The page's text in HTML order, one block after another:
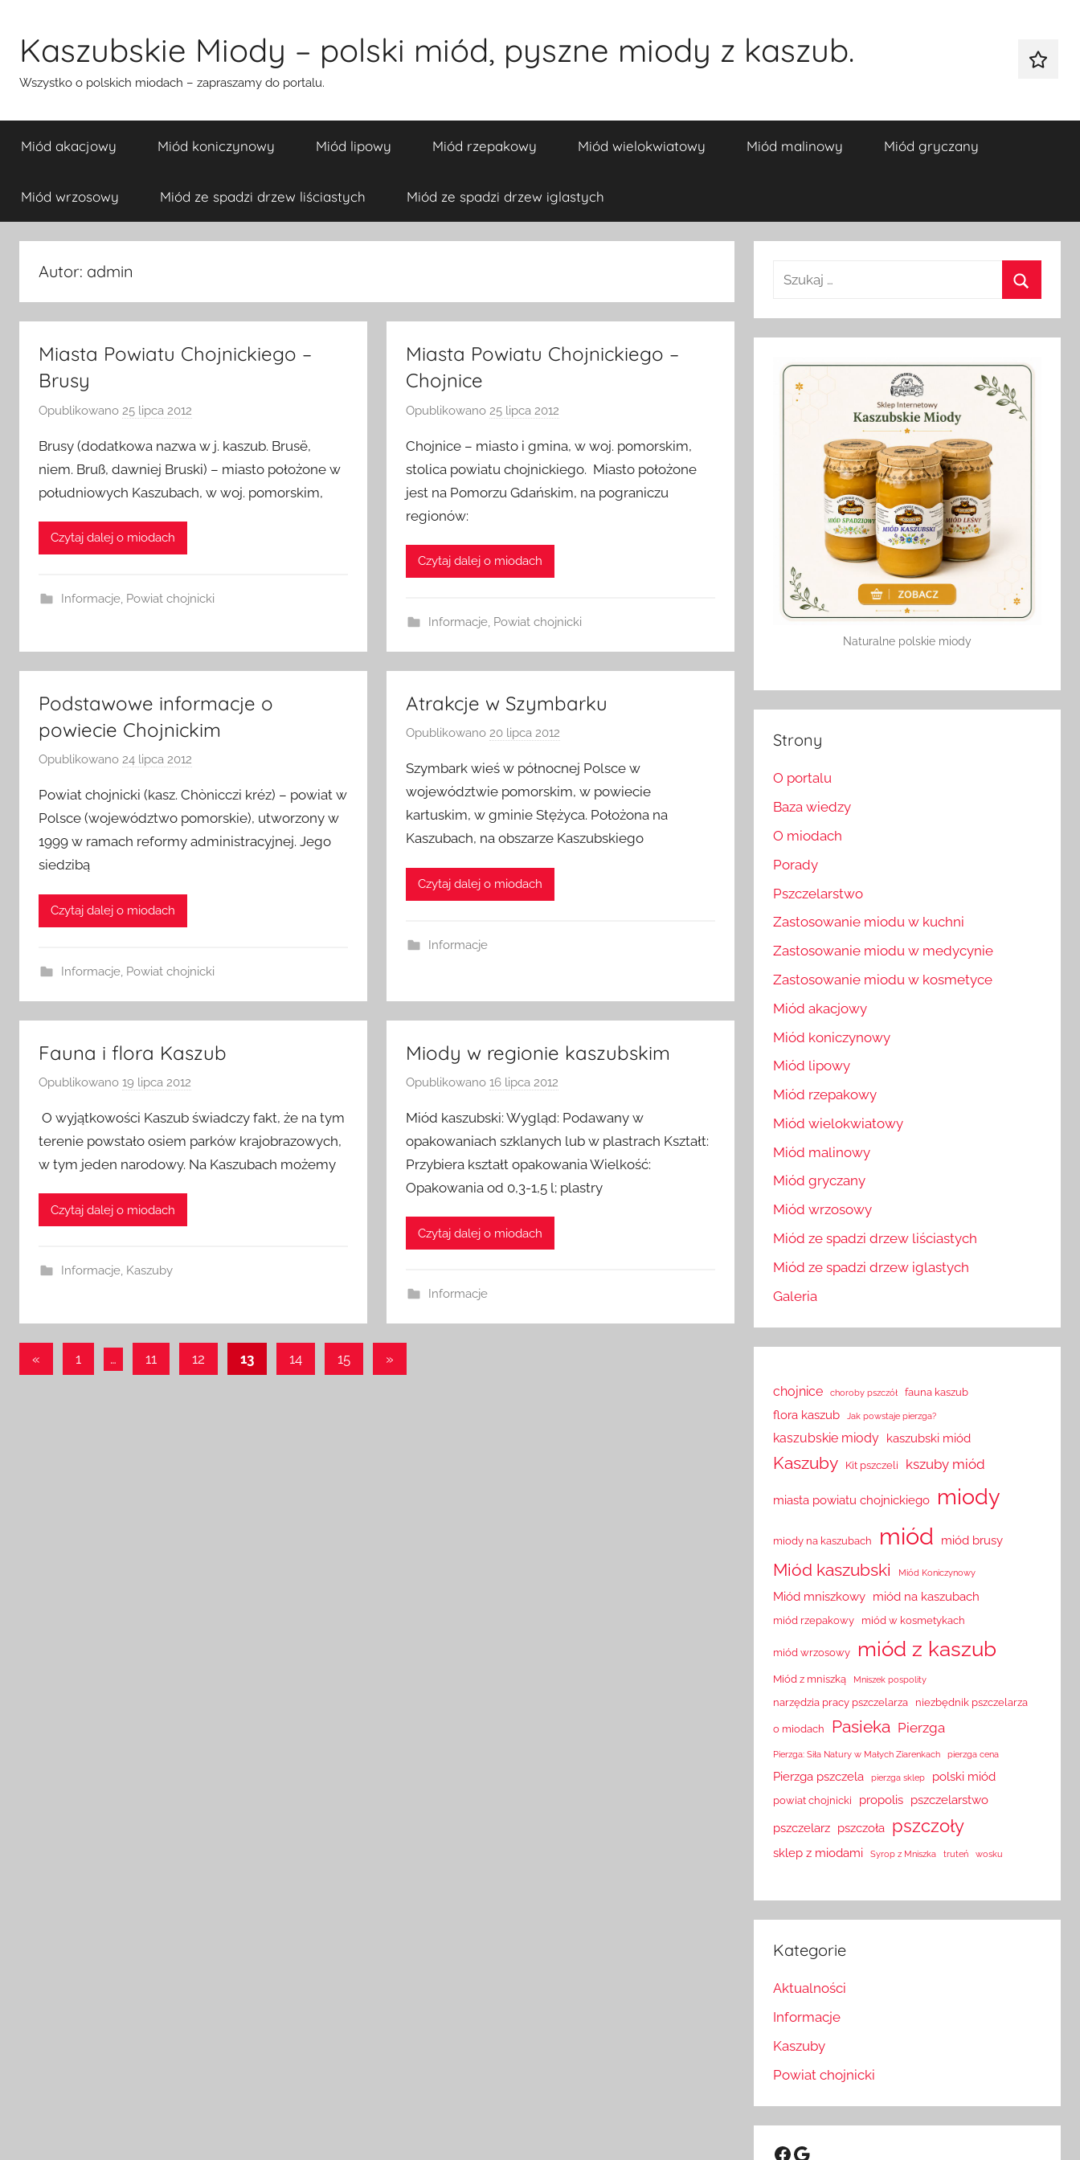
treściKaszubskie Miody – polski miód, pyszne miody z kaszub.
Wszystko o polskich miodach – zapraszamy do portalu.
Galeria
Miód akacjowy Miód koniczynowy Miód lipowy Miód rzepakowy Miód wielokwiatowy Miód malinowy Miód gryczany
Miód wrzosowy Miód ze spadzi drzew liściastych Miód ze spadzi drzew iglastych
Autor: admin
Miasta Powiatu Chojnickiego –
Brusy
Opublikowano 25 lipca 2012
z
e
z
n
Brusy (dodatkowa nazwa w j. kaszub. Brusë,
niem. Bruß, dawniej Bruski) – miasto położone w
południowych Kaszubach, w woj. pomorskim,
Czytaj dalej o miodach
Informacje, Powiat chojnicki
Miasta Powiatu Chojnickiego –
Chojnice
Opublikowano 25 lipca 2012
z
e
z
Chojnice – miasto i gmina, w woj. pomorskim,
stolica powiatu chojnickiego. Miasto położone
jest na Pomorzu Gdańskim, na pograniczu
regionów:
Czytaj dalej o miodach
Informacje, Powiat chojnicki
Podstawowe informacje o
powiecie Chojnickim
Opublikowano 24 lipca 2012
z
e
z
Powiat chojnicki (kasz. Chònicczi kréz) – powiat w
Polsce (województwo pomorskie), utworzony w
1999 w ramach reformy administracyjnej. Jego
siedzibą
Czytaj dalej o miodach
Informacje, Powiat chojnicki
Atrakcje w Szymbarku
Opublikowano20 lipca 2012
z
e
z
a
Szymbark wieś w północnej Polsce w
województwie pomorskim, w powiecie
kartuskim, w gminie Stężyca. Położona na
Kaszubach, na obszarze Kaszubskiego
Czytaj dalej o miodach
Informacje
Fauna i flora Kaszub
Opublikowano 19 lipca 2012
z
e
z
O wyjątkowości Kaszub świadczy fakt, że na tym
terenie powstało osiem parków krajobrazowych,
w tym jeden narodowy. Na Kaszubach możemy
Czytaj dalej o miodach
Informacje, Kaszuby
Miody w regionie kaszubskim
Opublikowano16 lipca 2012
z
e
z
a
Miód kaszubski: Wygląd: Podawany w
opakowaniach szklanych lub w plastrach Kształt:
Przybiera kształt opakowania Wielkość:
Opakowania od 0,3-1,5 l; plastry
Czytaj dalej o miodach
Informacje
Stronicowanie
« Poprzednie
1 … 11 12 13 14 15
Następne
»
Szukaj:
Naturalne polskie miody
Strony
O portalu
Baza wiedzy
O miodach
Porady
Pszczelarstwo
Zastosowanie miodu w kuchni
Zastosowanie miodu w medycynie
Zastosowanie miodu w kosmetyce
Miód akacjowy
Miód koniczynowy
Miód lipowy
Miód rzepakowy
Miód wielokwiatowy
Miód malinowy
Miód gryczany
Miód wrzosowy
Miód ze spadzi drzew liściastych
Miód ze spadzi drzew iglastych
Galeria
chojnice choroby pszczół fauna kaszub
flora kaszub Jak powstaje pierzga?
kaszubskie miody kaszubski miód
Kaszuby Kit pszczeli kszuby miód
miasta powiatu chojnickiego miody
miody na kaszubach miód miód brusy
Miód kaszubski Miód Koniczynowy
Miód mniszkowy miód na kaszubach
miód rzepakowy miód w kosmetykach
miód wrzosowy miód z kaszub
Miód z mniszką Mniszek pospolity
narzędzia pracy pszczelarza niezbędnik pszczelarza
o miodach Pasieka Pierzga
Pierzga: Siła Natury w Małych Ziarenkach pierzga cena
Pierzga pszczela pierzga sklep polski miód
powiat chojnicki propolis pszczelarstwo
pszczelarz pszczoła pszczoły
sklep z miodami Syrop z Mniszka truteń wosku
Kategorie
Aktualności
Informacje
Kaszuby
Powiat chojnicki
Facebook
Google